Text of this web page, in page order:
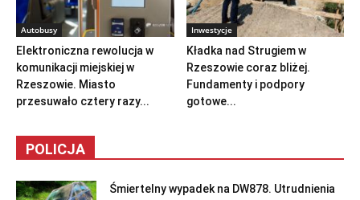
Autobusy
Elektroniczna rewolucja w
komunikacji miejskiej w
Rzeszowie. Miasto
przesuwało cztery razy...
Inwestycje
Kładka nad Strugiem w
Rzeszowie coraz bliżej.
Fundamenty i podpory
gotowe...
POLICJA
Śmiertelny wypadek na DW878. Utrudnienia